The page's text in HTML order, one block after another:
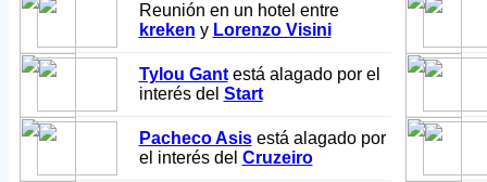
Reunión en un hotel entre
kreken y Lorenzo Visini
Tylou Gantestá alagado por el
interés del Start
Pacheco Asisestá alagado por
el interés del Cruzeiro